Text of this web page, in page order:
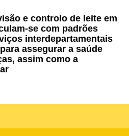
e controlo de leite em
se com padrões
interdepartamentais
assegurar a saúde
assim como a